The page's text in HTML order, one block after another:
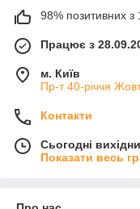
98% позитивних з
Працює з
м. Київ
Пр-т 40-річчя
Контакти
Сьогодні
Показати весь